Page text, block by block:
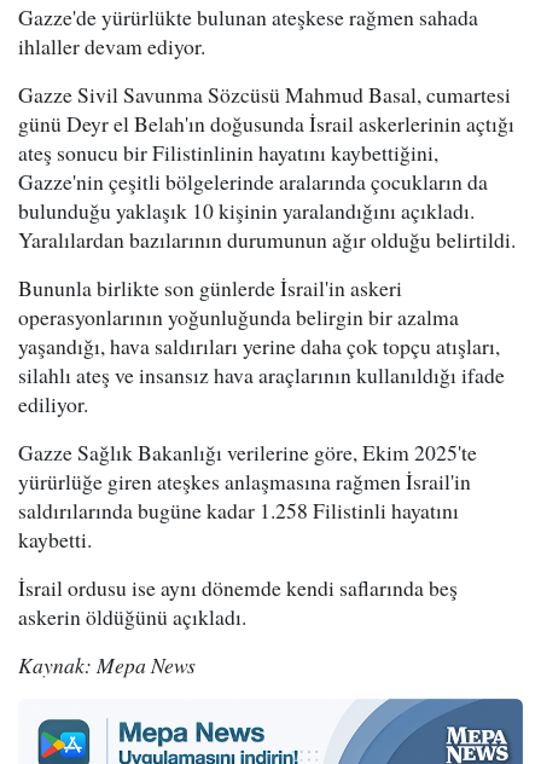
Gazze'de yürürlükte bulunan ateşkese rağmen sahada
ihlaller devam ediyor.
Gazze Sivil Savunma Sözcüsü Mahmud Basal, cumartesi
günü Deyr el Belah'ın doğusunda İsrail askerlerinin açtığı
ateş sonucu bir Filistinlinin hayatını kaybettiğini,
Gazze'nin çeşitli bölgelerinde aralarında çocukların da
bulunduğu yaklaşık 10 kişinin yaralandığını açıkladı.
Yaralılardan bazılarının durumunun ağır olduğu belirtildi.
Bununla birlikte son günlerde İsrail'in askeri
operasyonlarının yoğunluğunda belirgin bir azalma
yaşandığı, hava saldırıları yerine daha çok topçu atışları,
silahlı ateş ve insansız hava araçlarının kullanıldığı ifade
ediliyor.
Gazze Sağlık Bakanlığı verilerine göre, Ekim 2025'te
yürürlüğe giren ateşkes anlaşmasına rağmen İsrail'in
saldırılarında bugüne kadar 1.258 Filistinli hayatını
kaybetti.
İsrail ordusu ise aynı dönemde kendi saflarında beş
askerin öldüğünü açıkladı.
Kaynak: Mepa News